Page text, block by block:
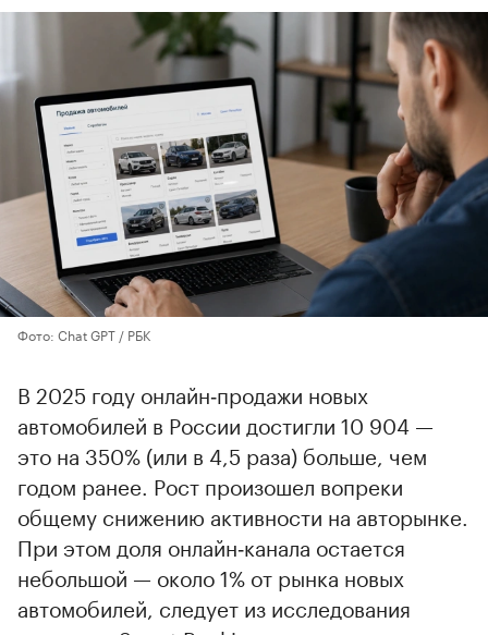
Фото: Chat GPT / РБК
В 2025 году онлайн‑продажи новых
автомобилей в России достигли 10 904 —
это на 350% (или в 4,5 раза) больше, чем
годом ранее. Рост произошел вопреки
общему снижению активности на авторынке.
При этом доля онлайн‑канала остается
небольшой — около 1% от рынка новых
автомобилей, следует из исследования